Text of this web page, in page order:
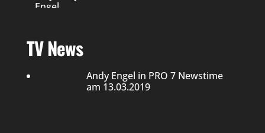
TV News
Andy Engel in PRO 7 Newstime
am 13.03.2019